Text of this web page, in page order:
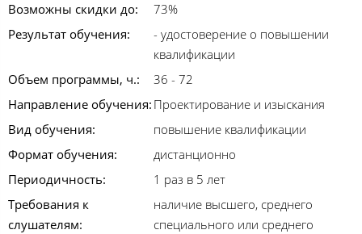
Возможны скидки до:
73%
Результат обучения:
- удостоверение о повышении
квалификации
Объем программы, ч.:
36 - 72
Направление обучения: Проектирование и изыскания
Вид обучения:
повышение квалификации
Формат обучения:
дистанционно
Периодичность:
1 раз в 5 лет
Требования к
слушателям:
наличие высшего, среднего
специального или среднего